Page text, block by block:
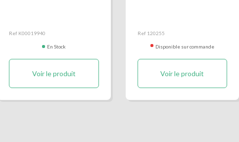
Ref K00019940
En Stock
Voir le produit
Ref 120255
Disponible sur commande
Voir le produit